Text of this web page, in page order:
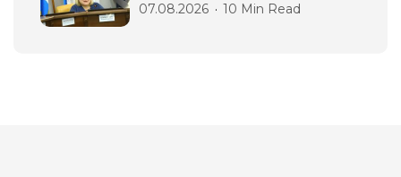
07.08.2026 10 Min Read